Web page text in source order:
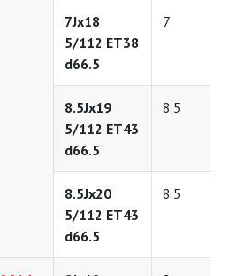
7Jx18
5/112 ET38
d66.5
7
8.5Jx19
5/112 ET43
d66.5
8.5
8.5Jx20
5/112 ET43
d66.5
8.5